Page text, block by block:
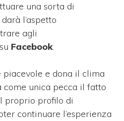
una sorta di
l’aspetto
agli
Facebook.
piacevole e dona il clima
come unica pecca il fatto
proprio profilo di
continuare l’esperienza